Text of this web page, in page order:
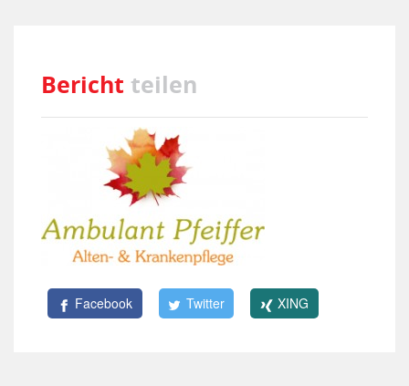
Bericht teilen
Facebook Twitter XING